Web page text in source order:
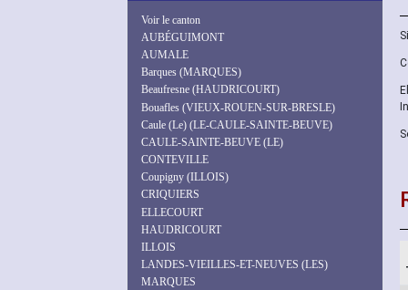
Voir le canton
AUBÉGUIMONT
AUMALE
Barques (MARQUES)
Beaufresne (HAUDRICOURT)
Bouafles (VIEUX-ROUEN-SUR-BRESLE)
Caule (Le) (LE-CAULE-SAINTE-BEUVE)
CAULE-SAINTE-BEUVE (LE)
CONTEVILLE
Coupigny (ILLOIS)
CRIQUIERS
ELLECOURT
HAUDRICOURT
ILLOIS
LANDES-VIEILLES-ET-NEUVES (LES)
MARQUES